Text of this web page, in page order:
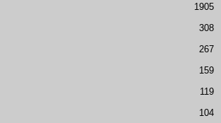
1905
308
267
159
119
104